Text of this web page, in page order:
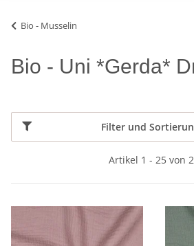
Bio - Musselin
Bio - Uni *Gerda*
Filter und
Artikel 1 - 25 von